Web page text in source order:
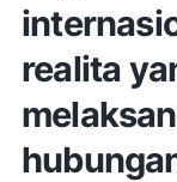
realita